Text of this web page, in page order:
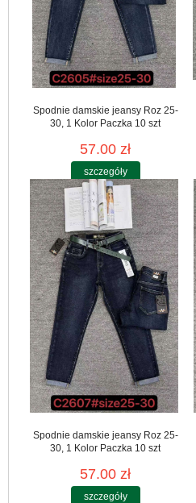
Spodnie damskie jeansy Roz 25-
30, 1 Kolor Paczka 10 szt
57.00 zł
szczegóły
Spodnie damskie jeansy Roz 25-
30, 1 Kolor Paczka 10 szt
57.00 zł
szczegóły